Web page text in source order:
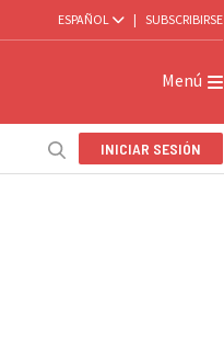
ESPAÑOL | SUBSCRIBIRSE
Menú
INICIAR SESIÓN